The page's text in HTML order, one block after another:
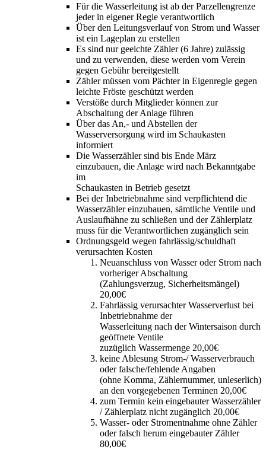
Für die Wasserleitung ist ab der Parzellengrenze
jeder in eigener Regie verantwortlich
Über den Leitungsverlauf von Strom und Wasser
ist ein Lageplan zu erstellen
Es sind nur geeichte Zähler (6 Jahre) zulässig
und zu verwenden, diese werden vom Verein
gegen Gebühr bereitgestellt
Zähler müssen vom Pächter in Eigenregie gegen
leichte Fröste geschützt werden
Verstöße durch Mitglieder können zur
Abschaltung der Anlage führen
Über das An,- und Abstellen der
Wasserversorgung wird im Schaukasten
informiert
Die Wasserzähler sind bis Ende März
einzubauen, die Anlage wird nach Bekanntgabe
im
Schaukasten in Betrieb gesetzt
Bei der Inbetriebnahme sind verpflichtend die
Wasserzähler einzubauen, sämtliche Ventile und
Auslaufhähne zu schließen und der Zählerplatz
muss für die Verantwortlichen zugänglich sein
Ordnungsgeld wegen fahrlässig/schuldhaft
verursachten Kosten
Neuanschluss von Wasser oder Strom nach
vorheriger Abschaltung
(Zahlungsverzug, Sicherheitsmängel)
20,00€
Fahrlässig verursachter Wasserverlust bei
Inbetriebnahme der
Wasserleitung nach der Wintersaison durch
geöffnete Ventile
zuzüglich Wassermenge 20,00€
keine Ablesung Strom-/ Wasserverbrauch
oder falsche/fehlende Angaben
(ohne Komma, Zählernummer, unleserlich)
an den vorgegebenen Terminen 20,00€
zum Termin kein eingebauter Wasserzähler
/ Zählerplatz nicht zugänglich 20,00€
Wasser- oder Stromentnahme ohne Zähler
oder falsch herum eingebauter Zähler
80,00€